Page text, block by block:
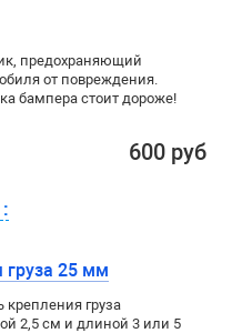
предохраняющий
от повреждения.
бампера стоит дороже!
600 руб
:
груза 25 мм
груза
2,5 см и длиной 3 или 5